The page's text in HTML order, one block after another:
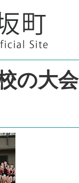
の大